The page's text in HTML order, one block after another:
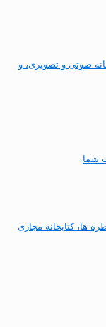
صوتی و تصویری، و